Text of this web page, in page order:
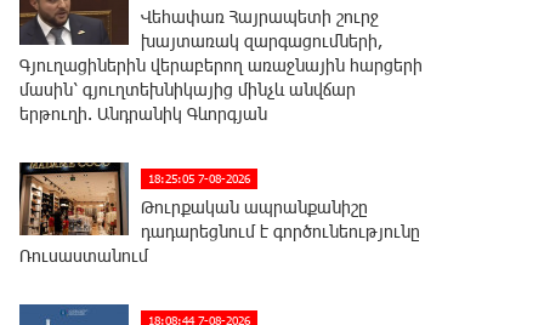
Վեհափառ Հայրապետի շուրջ
խայտառակ զարգացումների,
Գյուղացիներին վերաբերող առաջնային հարցերի
մասին՝ գյուղտեխնիկայից մինչև անվճար
երթուղի. Անդրանիկ Գևորգյան
18:25:05 7-08-2026
Թուրքական ապրանքանիշը
դադարեցնում է գործունեությունը
Ռուսաստանում
18:08:44 7-08-2026